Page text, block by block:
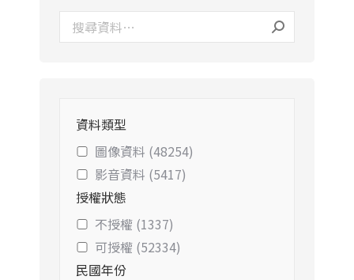
資料類型
圖像資料 (48254)
影音資料 (5417)
授權狀態
不授權 (1337)
可授權 (52334)
民國年份